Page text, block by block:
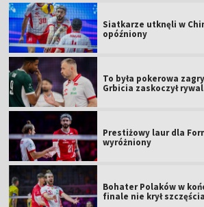
Siatkarze utknęli w
opóźniony
To była pokerowa
Grbicia zaskoczył
Prestiżowy laur dla
wyróżniony
Bohater Polaków w
finale nie krył szczęścia